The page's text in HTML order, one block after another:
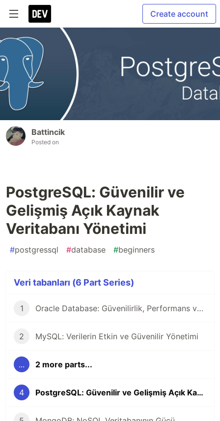
Create account
Battincik
Posted on
PostgreSQL: Güvenilir ve
Gelişmiş Açık Kaynak
Veritabanı Yönetimi
#postgressql #database #beginners
Veri tabanları (6 Part Series)
1 Oracle Database: Güvenilirlik, Performans ve Ölçeklenebilirlik ile Kurumsal Veri Tabanı Çözümü
2 MySQL: Verilerin Etkin ve Güvenilir Yönetimi
... 2 more parts...
4 PostgreSQL: Güvenilir ve Gelişmiş Açık Kaynak Veritabanı Yönetimi